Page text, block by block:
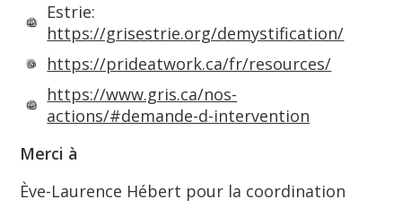
Estrie:
https://grisestrie.org/demystification/
https://prideatwork.ca/fr/resources/
https://www.gris.ca/nos-
actions/#demande-d-intervention
Merci à
Ève-Laurence Hébert pour la coordination